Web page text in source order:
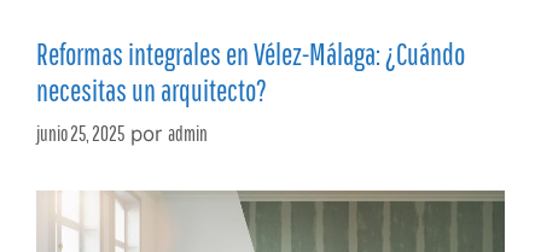
Reformas integrales en Vélez-Málaga: ¿Cuándo
necesitas un arquitecto?
junio 25, 2025 por admin